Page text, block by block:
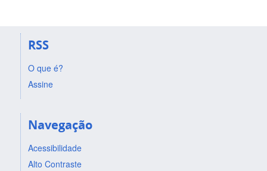
RSS
O que é?
Assine
Navegação
Acessibilidade
Alto Contraste